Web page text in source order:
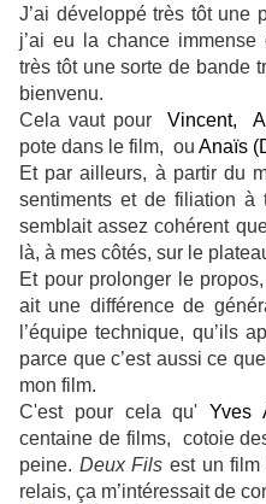
J’ai développé très tôt une
j’ai eu la chance
très tôt une sorte de bande
bienvenu.
Cela vaut pourVincent,
pote dans le film, ou Anaïs
Et par ailleurs, à partir du
sentiments et de filiation
semblait assez cohérent
là, à mes côtés, sur le
Et pour prolonger le
ait une différence de
l’équipe technique, qu’ils
parce que c’est aussi ce
mon film.
C'est pour cela qu'Yves
centaine de films, cotoie
peine. Deux Fils est un
relais, ça m’intéressait de